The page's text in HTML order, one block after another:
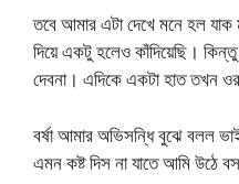
তবে আমার এটা দেখে মনে হল যাক
দিয়ে একটু হলেও কাঁদিয়েছি।
দেবনা। এদিকে একটা হাত তখন
বর্ষা আমার অভিসন্ধি বুঝে বলল
এমন কষ্ট দিস না যাতে আমি উঠে